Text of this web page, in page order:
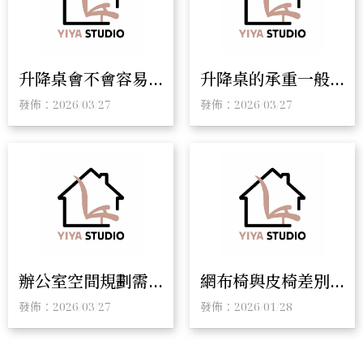
升降桌會不會容易
壞？電動升降桌耐
用嗎？｜升降桌專
發佈：2026/03/27
升降桌的承重一般
是多少？選購前一
定要了解的重點｜
發佈：2026/03/27
辦公室空間規劃需
要注意什麼？打造
高效率工作環境的
發佈：2026/03/27
網布椅與皮椅差別
在哪？選擇辦公椅
的完整指南｜辦公
發佈：2026/01/28